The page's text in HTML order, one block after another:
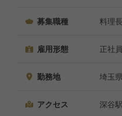
募集職種 料理
雇用形態 正社員
勤務地 埼玉
アクセス 深谷